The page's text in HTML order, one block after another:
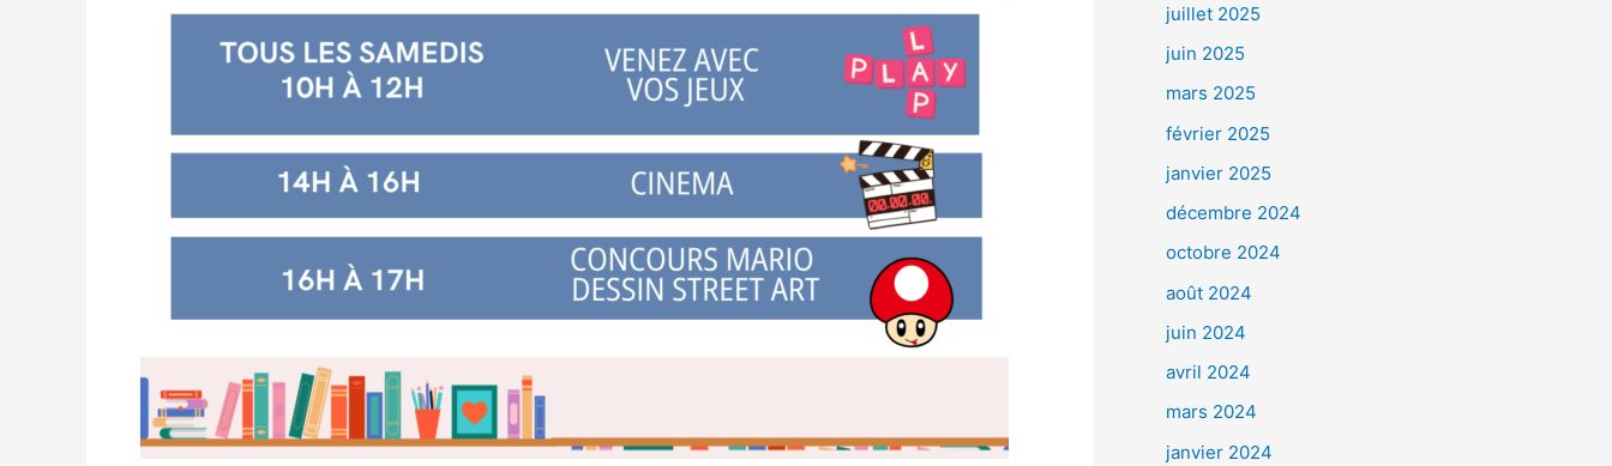
juillet 2025
juin 2025
mars 2025
février 2025
janvier 2025
décembre 2024
octobre 2024
août 2024
juin 2024
avril 2024
mars 2024
janvier 2024